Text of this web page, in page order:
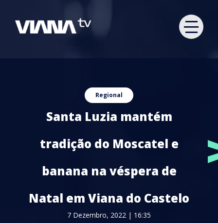
Regional
Santa Luzia mantém
tradição do Moscatel e
banana na véspera de
Natal em Viana do Castelo
7 Dezembro, 2022 | 16:35